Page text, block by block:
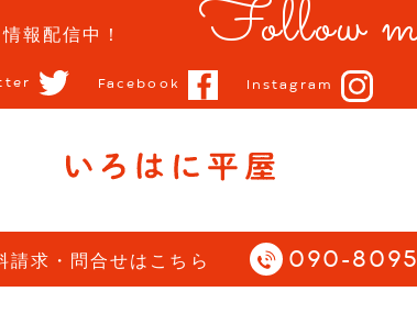
報配信中！ Follow
Facebook Instagram
石川県 小松市 | 平屋住宅専門サイト | Story All Rights
請求・問合せはこちら 090-